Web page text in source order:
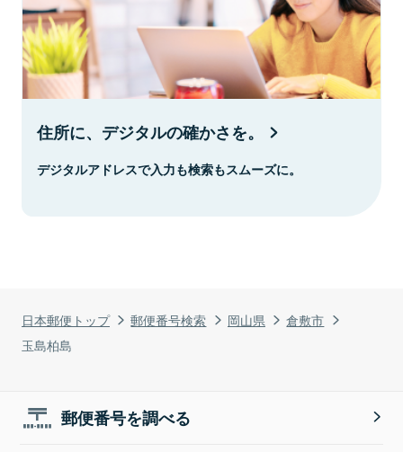
日本郵便トップ 郵便番号検索 岡山県
倉敷市
玉島柏島
住所に、デジタルの確かさを。
デジタルアドレスで入力も検索もスムーズに。
郵便番号を調べる